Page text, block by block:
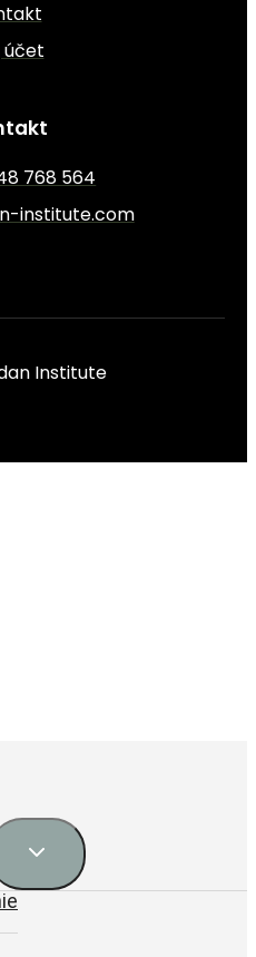
účet
768 564
institute.com
Institute
Expand